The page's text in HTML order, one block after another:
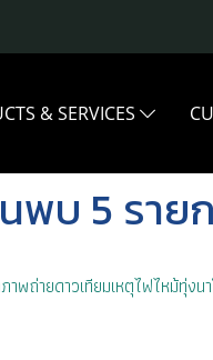
& SERVICES
พบ 5 ราย
พถ่ายดาวเทียมเหตุไฟไหม้ทุ่งน